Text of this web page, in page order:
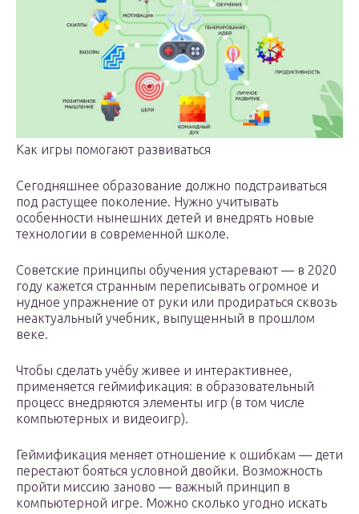
Как игры помогают развиваться‍
Сегодняшнее образование должно подстраиваться
под растущее поколение. Нужно учитывать
особенности нынешних детей и внедрять новые
технологии в современной школе.
Советские принципы обучения устаревают — в 2020
году кажется странным переписывать огромное и
нудное упражнение от руки или продираться сквозь
неактуальный учебник, выпущенный в прошлом
веке.
Чтобы сделать учёбу живее и интерактивнее,
применяется геймификация: в образовательный
процесс внедряются элементы игр (в том числе
компьютерных и видеоигр).
Геймификация меняет отношение к ошибкам — дети
перестают бояться условной двойки. Возможность
пройти миссию заново — важный принцип в
компьютерной игре. Можно сколько угодно искать